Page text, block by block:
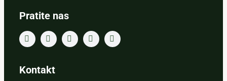
Pratite nas
Kontakt